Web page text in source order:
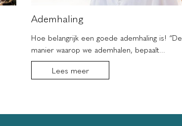
Ademhaling
Hoe belangrijk een goede ademhaling is! “De
manier waarop we ademhalen, bepaalt...
Lees meer